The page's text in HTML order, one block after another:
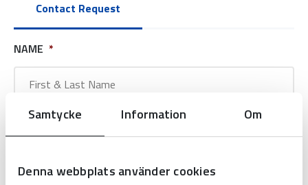
Samtycke Information Om
Denna webbplats använder cookies
Contact Request
NAME *
COMPANY NAME